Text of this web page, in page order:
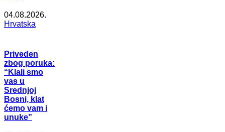
04.08.2026.
Hrvatska
Priveden
zbog poruka:
“Klali smo
vas u
Srednjoj
Bosni, klat
ćemo vam i
unuke”